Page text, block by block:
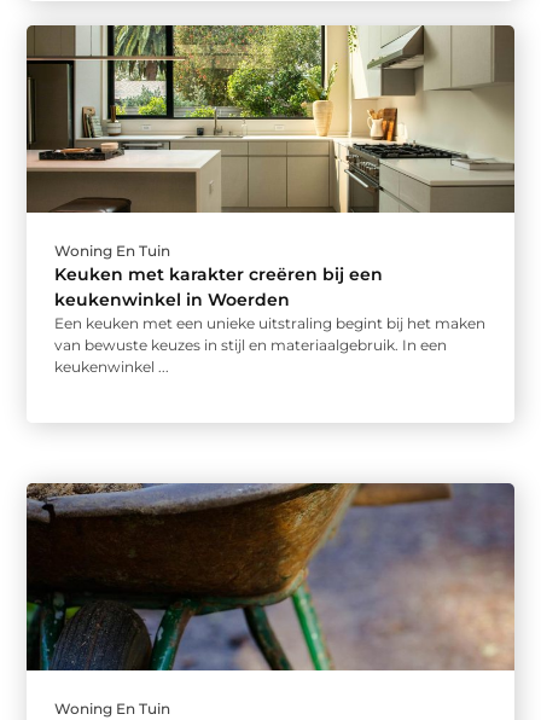
Woning En Tuin
Keuken met karakter creëren bij een
keukenwinkel in Woerden
Een keuken met een unieke uitstraling begint bij het maken
van bewuste keuzes in stijl en materiaalgebruik. In een
keukenwinkel ...
Woning En Tuin